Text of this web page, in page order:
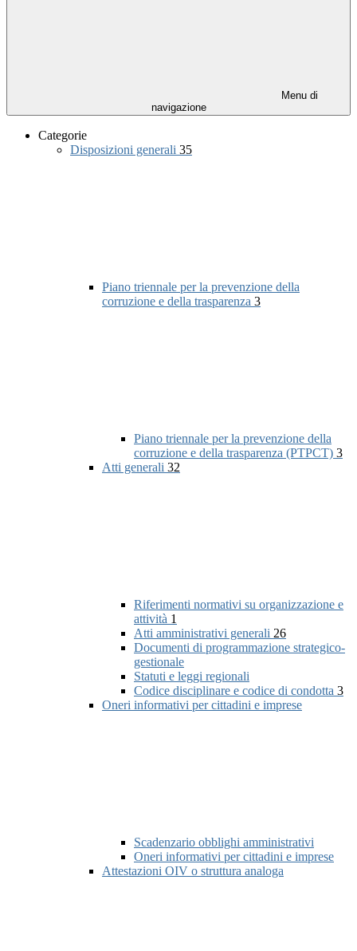
Menu di
navigazione
Categorie
Disposizioni generali 35
Piano triennale per la prevenzione della
corruzione e della trasparenza 3
Piano triennale per la prevenzione della
corruzione e della trasparenza (PTPCT) 3
Atti generali 32
Riferimenti normativi su organizzazione e
attività 1
Atti amministrativi generali 26
Documenti di programmazione strategico-
gestionale
Statuti e leggi regionali
Codice disciplinare e codice di condotta 3
Oneri informativi per cittadini e imprese
Scadenzario obblighi amministrativi
Oneri informativi per cittadini e imprese
Attestazioni OIV o struttura analoga